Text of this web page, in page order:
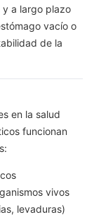
y a largo plazo
vacío o
de la
en la salud
funcionan
vivos
levaduras)